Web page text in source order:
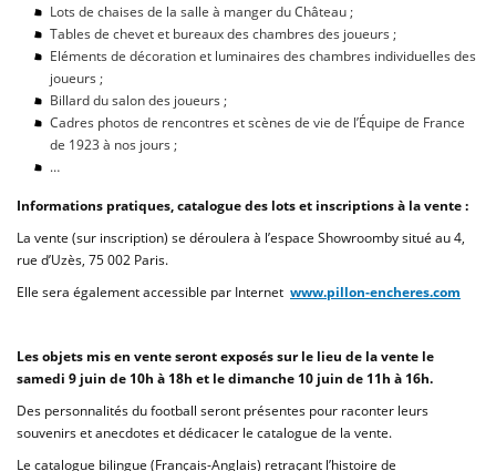
Lots de chaises de la salle à manger du Château ;
Tables de chevet et bureaux des chambres des joueurs ;
Eléments de décoration et luminaires des chambres individuelles des
joueurs ;
Billard du salon des joueurs ;
Cadres photos de rencontres et scènes de vie de l’Équipe de France
de 1923 à nos jours ;
…
Informations pratiques, catalogue des lots et inscriptions à la vente :
La vente (sur inscription) se déroulera à l’espace Showroomby situé au 4,
rue d’Uzès, 75 002 Paris.
Elle sera également accessible par Internet www.pillon-encheres.com
Les objets mis en vente seront exposés sur le lieu de la vente le
samedi 9 juin de 10h à 18h et le dimanche 10 juin de 11h à 16h.
Des personnalités du football seront présentes pour raconter leurs
souvenirs et anecdotes et dédicacer le catalogue de la vente.
Le catalogue bilingue (Français-Anglais) retraçant l’histoire de